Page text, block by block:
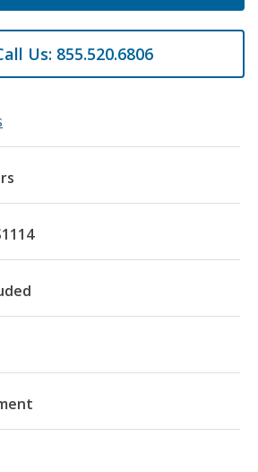
Us: 855.520.6806